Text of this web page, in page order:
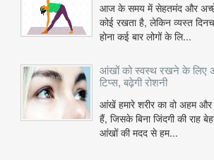
आज के समय में सेहतमंद और अच्छे
कोई रखता है, लेकिन व्यस्त
होना कई बार लोगों के लि...
आंखों को स्वस्थ रखने के लिए
टिप्स, बढ़ेगी रोशनी
आंखें हमारे शरीर का वो अहम और
हैं, जिसके बिना जिंदगी की राह
आंखों की मदद से हम...